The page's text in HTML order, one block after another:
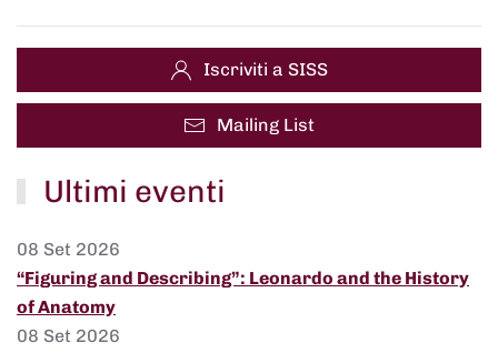
Iscriviti a SISS
Mailing List
Ultimi eventi
08 Set 2026
“Figuring and Describing”: Leonardo and the History
of Anatomy
08 Set 2026